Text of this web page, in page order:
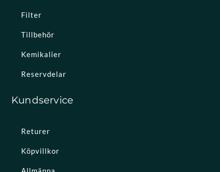
Filter
Tillbehör
Kemikalier
Reservdelar
Kundservice
Returer
Köpvillkor